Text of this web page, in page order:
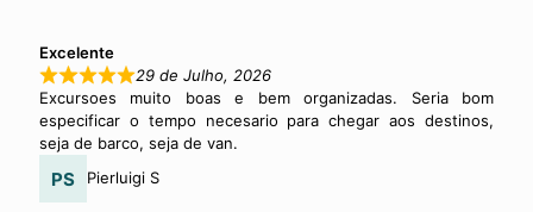
Excelente
29 de Julho, 2026
Excursoes muito boas e bem organizadas. Seria bom
especificar o tempo necesario para chegar aos destinos,
seja de barco, seja de van.
Pierluigi S